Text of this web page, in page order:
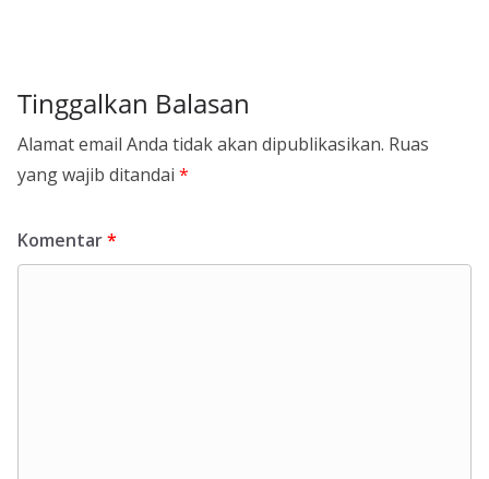
Tinggalkan Balasan
Alamat email Anda tidak akan dipublikasikan. Ruas
yang wajib ditandai *
Komentar*